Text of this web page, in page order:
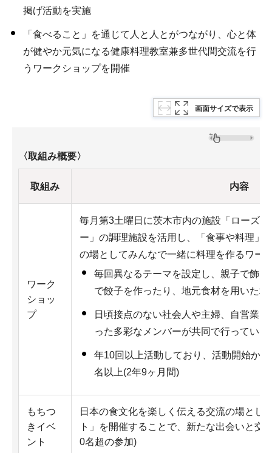
掲げ活動を実施
「食べること」を通じて人と人とがつながり、心と体
が健やか元気になる健康料理教室兼多世代間交流を行
うワークショップを開催
画面サイズで表示
〈取組み概要〉
取組み 内容
ワーク
ショッ
プ
毎月第3土曜日に茨木市内の施設「ローズ
ー」の調理施設を活用し、「食事や料理」
の場としてみんなで一緒に料理を作るワー
毎回異なるテーマを設定し、親子で飾
で餃子を作ったり、地元食材を用いた
日頃接点のない社会人や主婦、自営業
った多彩なメンバーが共同で行っている
年10回以上活動しており、活動開始か
名以上(2年9ヶ月間)
もちつ
きイベ
ント
日本の食文化を楽しく伝える交流の場とし
ト」を開催することで、新たな出会いと交
0名超の参加)